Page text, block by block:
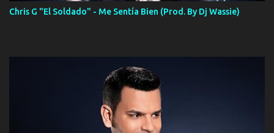
Chris G "El Soldado" - Me Sentía Bien (Prod. By Dj Wassie)